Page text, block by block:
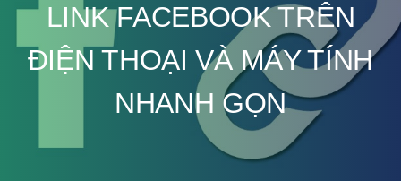
LINK FACEBOOK TRÊN
ĐIỆN THOẠI VÀ MÁY TÍNH
NHANH GỌN